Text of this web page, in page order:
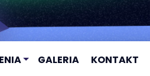
GALERIA KONTAKT